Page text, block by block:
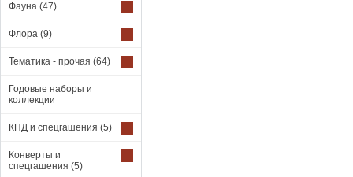
Фауна (47)
Флора (9)
Тематика - прочая (64)
Годовые наборы и
коллекции
КПД и спецгашения (5)
Конверты и
спецгашения (5)